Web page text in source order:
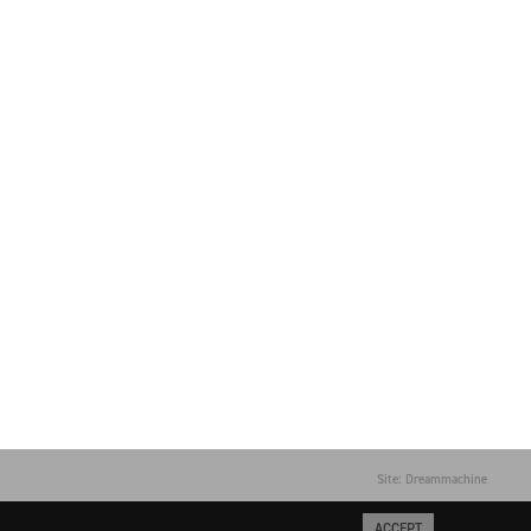
Site: Dreammachine